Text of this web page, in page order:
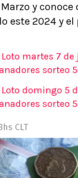
y conoce
este 2024 y el
martes 7 de
sorteo
domingo 5
sorteo
CLT